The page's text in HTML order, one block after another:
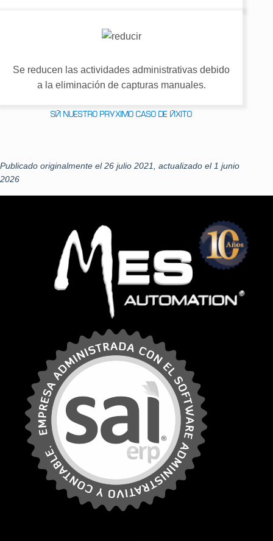
Se reducen las actividades administrativas debido
a la eliminación de capturas manuales.
SÉ NUESTRO PRÓXIMO CASO DE ÉXITO
Publicado originalmente el 26 julio 2021, actualizado el 1 junio
2026